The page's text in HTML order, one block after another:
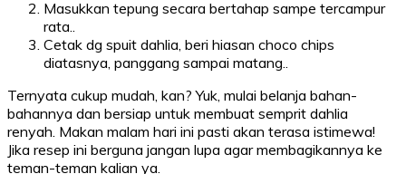
Masukkan tepung secara bertahap sampe tercampur
rata..
Cetak dg spuit dahlia, beri hiasan choco chips
diatasnya, panggang sampai matang..
Ternyata cukup mudah, kan? Yuk, mulai belanja bahan-
bahannya dan bersiap untuk membuat semprit dahlia
renyah. Makan malam hari ini pasti akan terasa istimewa!
Jika resep ini berguna jangan lupa agar membagikannya ke
teman-teman kalian ya.